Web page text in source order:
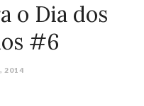
o Dia dos
#6
2014